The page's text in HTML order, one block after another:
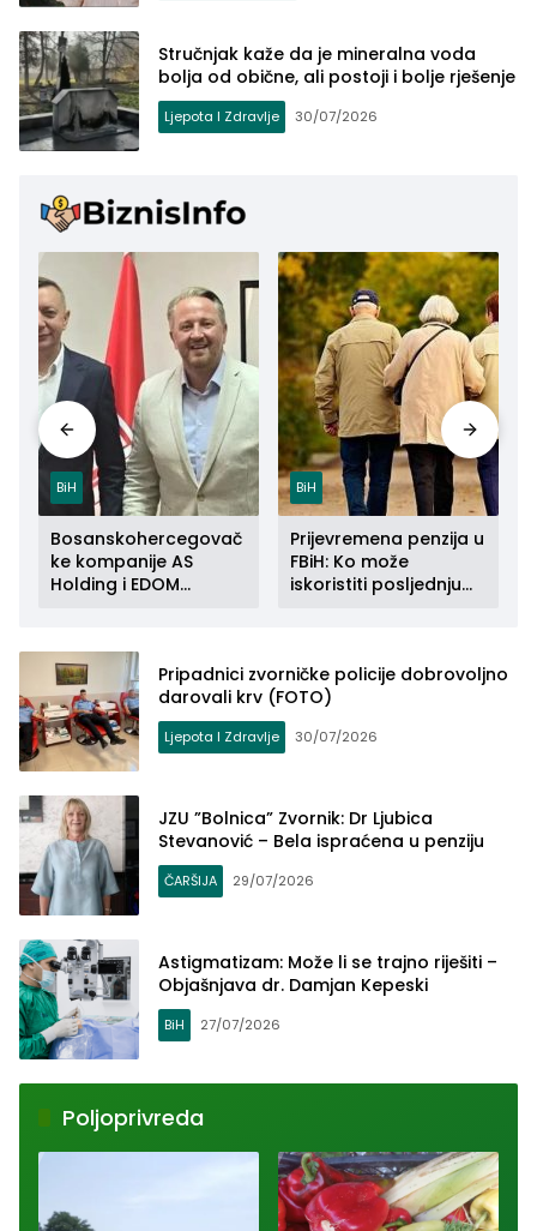
Stručnjak kaže da je mineralna voda
bolja od obične, ali postoji i bolje rješenje
Ljepota I Zdravlje 30/07/2026
BiH
Bosanskohercegovač
ke kompanije AS
Holding i EDOM
BiH
Prijevremena penzija u
FBiH: Ko može
iskoristiti posljednju
Pripadnici zvorničke policije dobrovoljno
darovali krv (FOTO)
Ljepota I Zdravlje 30/07/2026
JZU ”Bolnica” Zvornik: Dr Ljubica
Stevanović – Bela ispraćena u penziju
ČARŠIJA 29/07/2026
Astigmatizam: Može li se trajno riješiti –
Objašnjava dr. Damjan Kepeski
BiH 27/07/2026
Poljoprivreda